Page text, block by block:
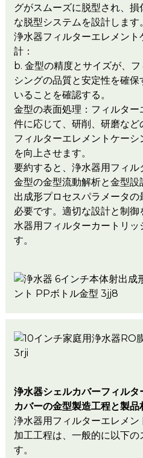
グがスムーズに脱型され、
な脱型システムを設計します。
浄水器フィルターエレメン
計：
b. 金型の精度とサイズが、
シングの品質と安定性を確
いることを確認する。
金型の表面処理：フィルタ
件に応じて、研削、研磨など
フィルターエレメントケー
を向上させます。
要約すると、浄水器用フィ
金型の金型流動解析と金型
出成形プロセスパラメータ
必要です。適切な設計と制
水器用フィルターカートリッ
す。
浄水器シェルカバーフィル
カバーの金型製造工程と製品
浄水器用フィルターエレメ
加工工程は、一般的に以下の
す。